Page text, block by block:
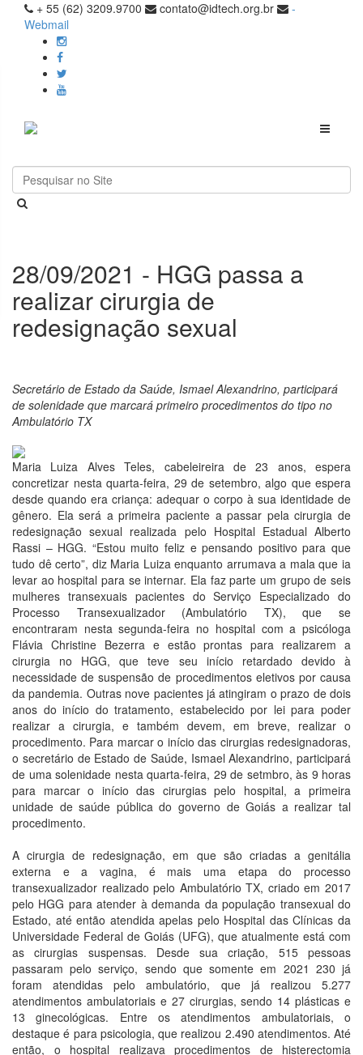
+ 55 (62) 3209.9700 contato@idtech.org.br
-
Webmail
Toggle
28/09/2021 - HGG passa a
realizar cirurgia de
redesignação sexual
Secretário de Estado da Saúde, Ismael Alexandrino, participará
de solenidade que marcará primeiro procedimentos do tipo no
Ambulatório TX
Maria Luiza Alves Teles, cabeleireira de 23 anos, espera
concretizar nesta quarta-feira, 29 de setembro, algo que espera
desde quando era criança: adequar o corpo à sua identidade de
gênero. Ela será a primeira paciente a passar pela cirurgia de
redesignação sexual realizada pelo Hospital Estadual Alberto
Rassi – HGG. “Estou muito feliz e pensando positivo para que
tudo dê certo”, diz Maria Luiza enquanto arrumava a mala que ia
levar ao hospital para se internar. Ela faz parte um grupo de seis
mulheres transexuais pacientes do Serviço Especializado do
Processo Transexualizador (Ambulatório TX), que se
encontraram nesta segunda-feira no hospital com a psicóloga
Flávia Christine Bezerra e estão prontas para realizarem a
cirurgia no HGG, que teve seu início retardado devido à
necessidade de suspensão de procedimentos eletivos por causa
da pandemia. Outras nove pacientes já atingiram o prazo de dois
anos do início do tratamento, estabelecido por lei para poder
realizar a cirurgia, e também devem, em breve, realizar o
procedimento. Para marcar o início das cirurgias redesignadoras,
o secretário de Estado de Saúde, Ismael Alexandrino, participará
de uma solenidade nesta quarta-feira, 29 de setmbro, às 9 horas
para marcar o início das cirurgias pelo hospital, a primeira
unidade de saúde pública do governo de Goiás a realizar tal
procedimento.
A cirurgia de redesignação, em que são criadas a genitália
externa e a vagina, é mais uma etapa do processo
transexualizador realizado pelo Ambulatório TX, criado em 2017
pelo HGG para atender à demanda da população transexual do
Estado, até então atendida apelas pelo Hospital das Clínicas da
Universidade Federal de Goiás (UFG), que atualmente está com
as cirurgias suspensas. Desde sua criação, 515 pessoas
passaram pelo serviço, sendo que somente em 2021 230 já
foram atendidas pelo ambulatório, que já realizou 5.277
atendimentos ambulatoriais e 27 cirurgias, sendo 14 plásticas e
13 ginecológicas. Entre os atendimentos ambulatoriais, o
destaque é para psicologia, que realizou 2.490 atendimentos. Até
então, o hospital realizava procedimentos de histerectomia